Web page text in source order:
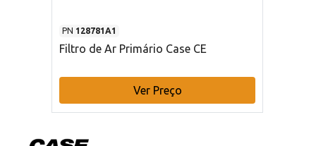
PN 128781A1
Filtro de Ar Primário Case CE
Ver Preço